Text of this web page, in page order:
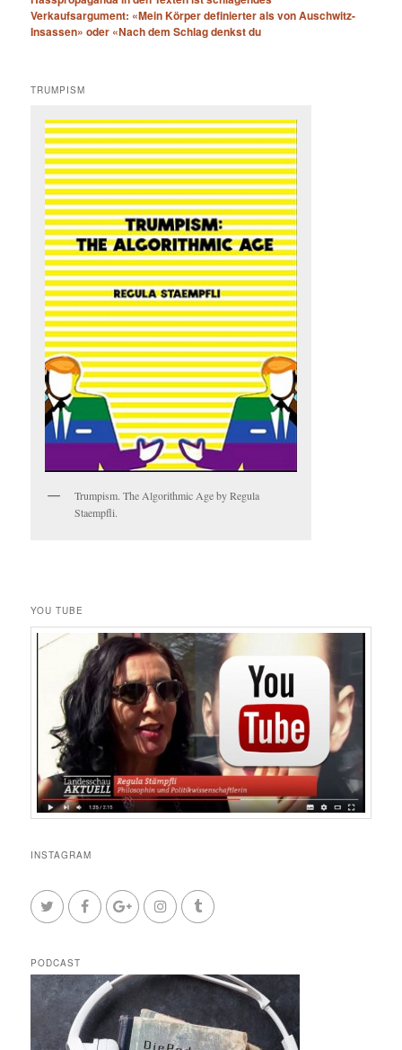
Verkaufsargument: «Mein Körper definierter als von Auschwitz-
Insassen» oder «Nach dem Schlag denkst du
TRUMPISM
Trumpism. The Algorithmic Age by Regula
Staempfli.
YOU TUBE
INSTAGRAM
PODCAST